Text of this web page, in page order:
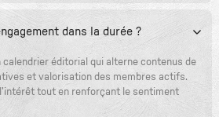
dans la durée ?
calendrier éditorial qui alterne contenus de
et valorisation des membres actifs.
tout en renforçant le sentiment